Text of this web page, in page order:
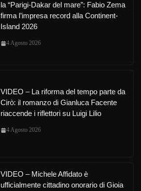
la “Parigi-Dakar del mare”: Fabio Zema
firma l’impresa record alla Continent-
Island 2026
4 Agosto 2026
VIDEO – La riforma del tempo parte da
Cirò: il romanzo di Gianluca Facente
riaccende i riflettori su Luigi Lilio
4 Agosto 2026
VIDEO – Michele Affidato è
ufficialmente cittadino onorario di Gioia